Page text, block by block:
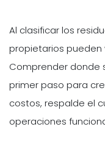
Al clasificar los
propietarios
Comprender donde
primer paso para
costos, respalde el
operaciones